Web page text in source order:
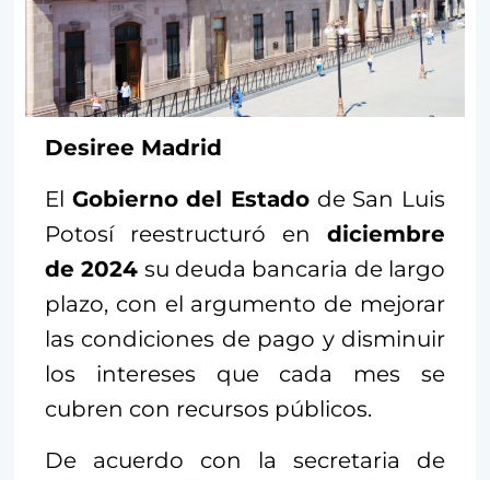
Desiree Madrid
El Gobierno del Estado de San Luis
Potosí reestructuró en diciembre
de 2024 su deuda bancaria de largo
plazo, con el argumento de mejorar
las condiciones de pago y disminuir
los intereses que cada mes se
cubren con recursos públicos.
De acuerdo con la secretaria de